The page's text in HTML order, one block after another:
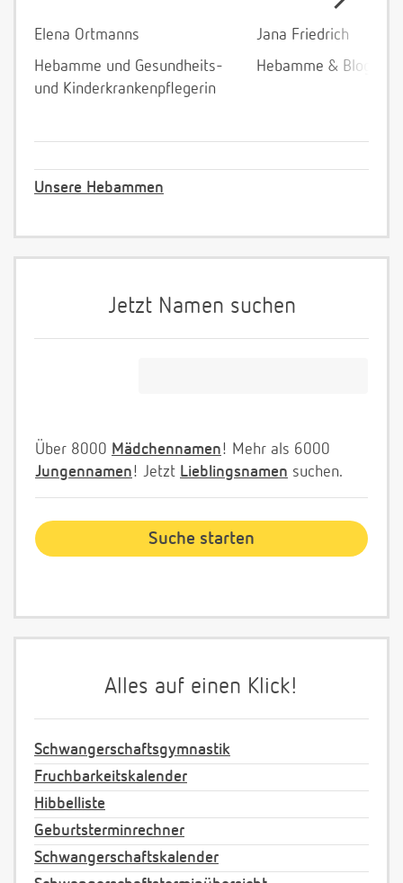
Elena Ortmanns
Hebamme und Gesundheits-
und Kinderkrankenpflegerin
Jana Friedrich
Hebamme &
Unsere Hebammen
Jetzt Namen suchen
Über 8000 Mädchennamen! Mehr als 6000
Jungennamen! Jetzt Lieblingsnamen suchen.
Alles auf einen Klick!
Schwangerschaftsgymnastik
Fruchbarkeitskalender
Hibbelliste
Geburtsterminrechner
Schwangerschaftskalender